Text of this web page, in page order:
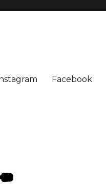
Facebook